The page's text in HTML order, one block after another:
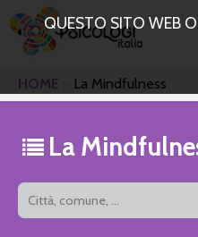
QUESTO SITO WEB O
HOME La Mindfulness
La